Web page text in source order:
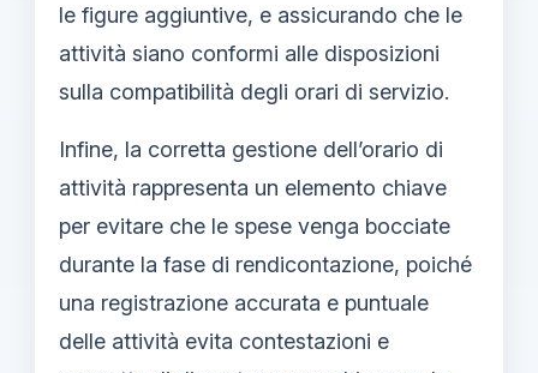
le figure aggiuntive, e assicurando che le
attività siano conformi alle disposizioni
sulla compatibilità degli orari di servizio.
Infine, la corretta gestione dell’orario di
attività rappresenta un elemento chiave
per evitare che le spese venga bocciate
durante la fase di rendicontazione, poiché
una registrazione accurata e puntuale
delle attività evita contestazioni e